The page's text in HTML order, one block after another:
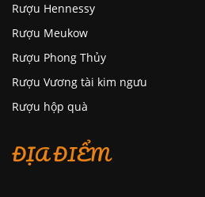
Rượu Hennessy
Rượu Meukow
Rượu Phong Thủy
Rượu Vương tài kim ngưu
Rượu hộp quà
ĐỊA ĐIỂM